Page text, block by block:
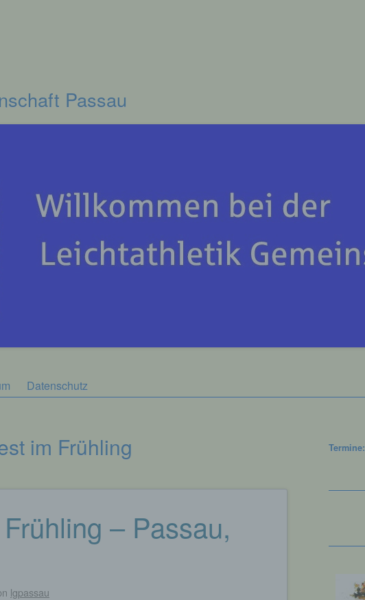
Passau
Datenschutz
im Frühling
– Passau,
lgpassau
Termine: